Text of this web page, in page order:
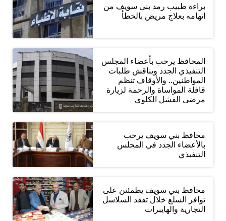
براءة طبيب رمد بنى سويف من
اتهامه بعلاج مريض بالخطأ
المحافظ يرحب بأعضاء المجلس
التنفيذي الجدد ويناقش طلبات
المواطنين.. والأوقاف تنظم
قافلة المواساة والرحمة لزيارة
مرضى الفشل الكلوي
محافظ بني سويف يرحب
بالأعضاء الجدد في المجلس
التنفيذي
محافظ بني سويف يطمئنن على
توافر السلع خلال تفقد السلاسل
التجارية والهايبرات